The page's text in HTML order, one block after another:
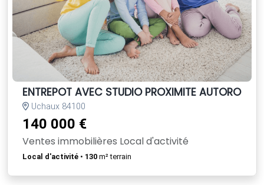
ENTREPOT AVEC STUDIO PROXIMITE AUTOROUTE
Uchaux 84100
140 000 €
Ventes immobilières Local d'activité
Local d'activité • 130 m² terrain